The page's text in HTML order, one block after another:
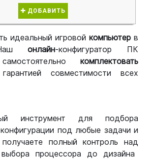
ДОБАВИТЬ
идеальный игровой компьютер в
Нашонлайн-конфигуратор ПК
комплектовать
совместимости всех
инструмент для подбора
под любые задачи и
полный контроль над
процессора до дизайна